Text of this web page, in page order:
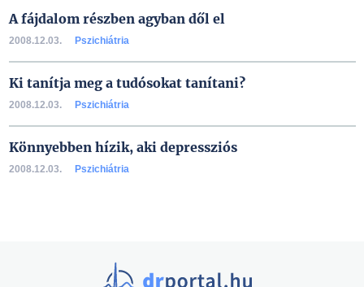
A fájdalom részben agyban dől el
2008.12.03. Pszichiátria
Ki tanítja meg a tudósokat tanítani?
2008.12.03. Pszichiátria
Könnyebben hízik, aki depressziós
2008.12.03. Pszichiátria